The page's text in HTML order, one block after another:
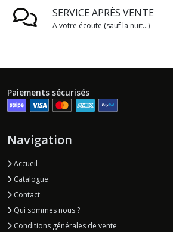
SERVICE APRÈS VENTE
A votre écoute (sauf la nuit...)
Paiements sécurisés
Navigation
Accueil
Catalogue
Contact
Qui sommes nous ?
Conditions générales de vente